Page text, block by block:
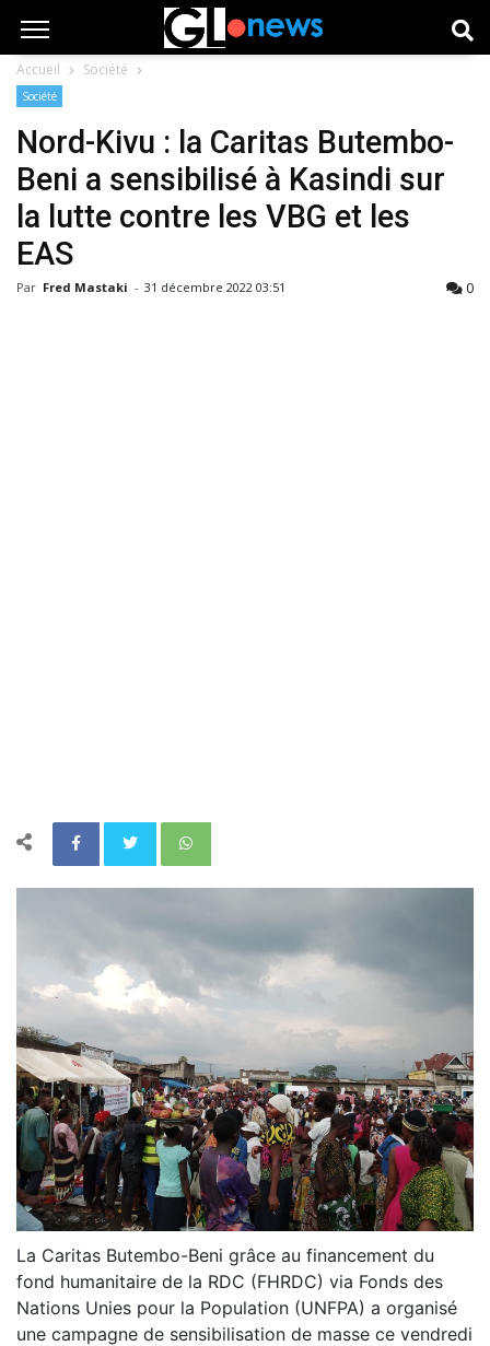
Accueil Société
Société
Nord-Kivu : la Caritas Butembo-
Beni a sensibilisé à Kasindi sur
la lutte contre les VBG et les
EAS
Par Fred Mastaki - 31 décembre 2022 03:51 0
La Caritas Butembo-Beni grâce au financement du
fond humanitaire de la RDC (FHRDC) via Fonds des
Nations Unies pour la Population (UNFPA) a organisé
une campagne de sensibilisation de masse ce vendredi